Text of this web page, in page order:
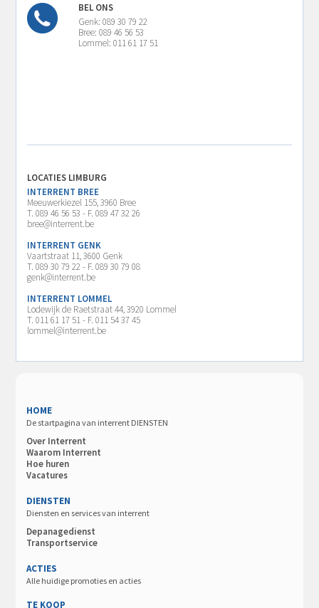
BEL ONS
Genk: 089 30 79 22
Bree: 089 46 56 53
Lommel: 011 61 17 51
LOCATIES LIMBURG
INTERRENT BREE
Meeuwerkiezel 155, 3960 Bree
T. 089 46 56 53 - F. 089 47 32 26
bree@interrent.be
INTERRENT GENK
Vaartstraat 11, 3600 Genk
T. 089 30 79 22 - F. 089 30 79 08
genk@interrent.be
INTERRENT LOMMEL
Lodewijk de Raetstraat 44, 3920 Lommel
T. 011 61 17 51 - F. 011 54 37 45
lommel@interrent.be
HOME
De startpagina van interrent DIENSTEN
Over Interrent
Waarom Interrent
Hoe huren
Vacatures
DIENSTEN
Diensten en services van interrent
Depanagedienst
Transportservice
ACTIES
Alle huidige promoties en acties
TE KOOP